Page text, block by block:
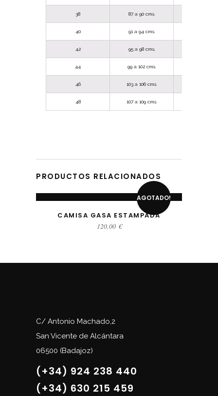
38 87 a 90 cms.
40 91 a 94 cms.
42 95 a 98 cms,
44 99 a 102 cms.
46 103 a 106 cms.
48 107 a 109 cms.
PRODUCTOS RELACIONADOS
AGOTADO!
SELECCIONAR OPCIONES
CAMISA GASA ESTAMPADA
120,00 €
C/ Antonio Machado,2
San Vicente de Alcántara
06500 (Badajoz)
(+34) 924 238 440
(+34) 630 215 459